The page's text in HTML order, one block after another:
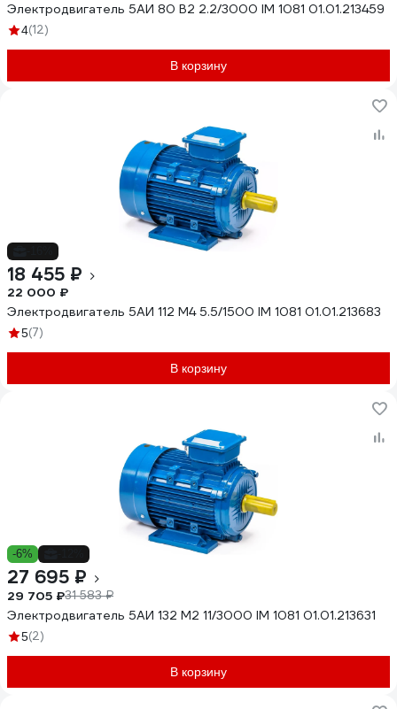
Электродвигатель 5АИ 80 В2 2.2/3000 IM 1081 01.01.213459
4(12)
В корзину
18 455 ₽
22 000 ₽
Электродвигатель 5АИ 112 М4 5.5/1500 IM 1081 01.01.213683
5(7)
В корзину
-6%
27 695 ₽
29 705 ₽31 583 ₽
Электродвигатель 5АИ 132 М2 11/3000 IM 1081 01.01.213631
5(2)
В корзину